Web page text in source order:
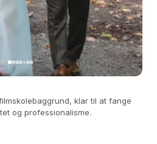
klar til at fange
og professionalisme.